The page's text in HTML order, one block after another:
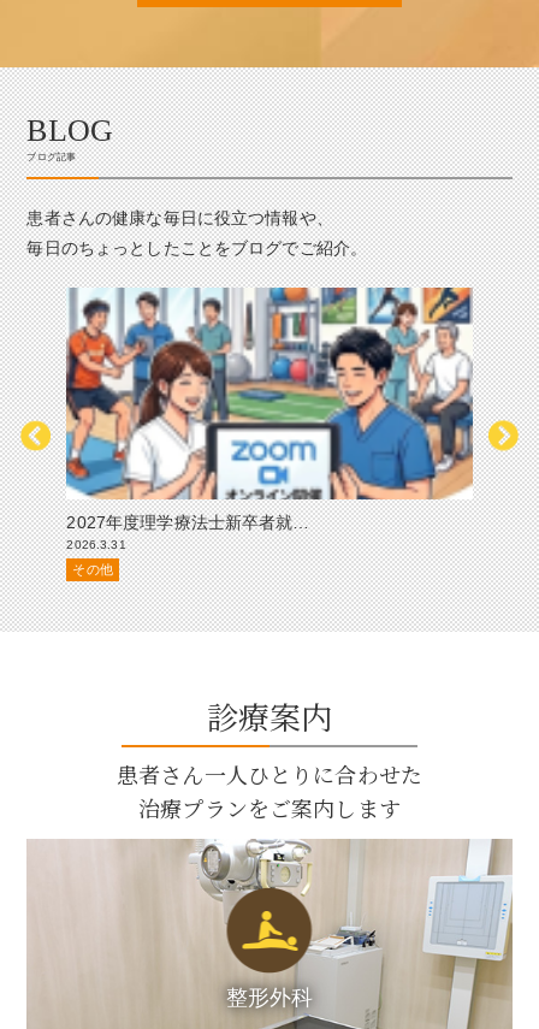
BLOG
ブログ記事
患者さんの健康な毎日に役立つ情報や、
毎日のちょっとしたことをブログでご紹介。
2027年度理学療法士新卒者就…
2026.3.31
その他
怪
そ
診療案内
患者さん一人ひとりに合わせた
治療プランをご案内します
整形外科